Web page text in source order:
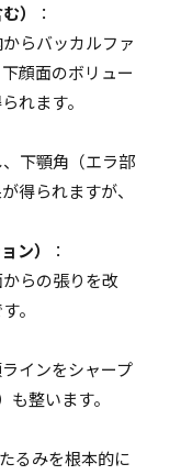
）
：
らバッカルファ
顔面のボリュー
れます。
下顎角（エラ部
得られますが、
ン）
：
らの張りを改
。
インをシャープ
整います。
るみを根本的に